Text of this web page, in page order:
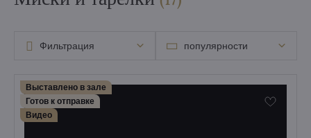
популярности
Фильтрация
Выставлено в зале
Готов к отправке
Bидео